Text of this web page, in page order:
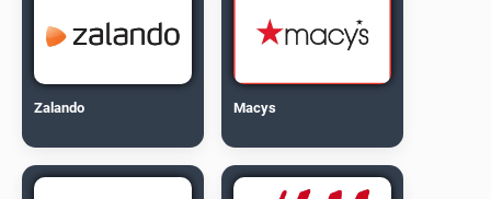
Zalando Macys